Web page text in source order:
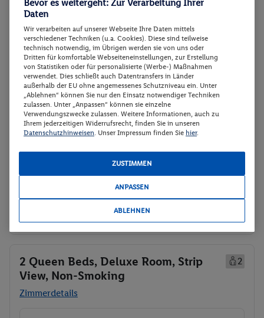
1 King Bed, Wheelchair Accessible
Room, Non-Smoking
20.12. - 22.12.2026
1 King Bed, Wheelchair Accessible
Room, Non-Smoking
Frühstück
p.P.
84.-
Veranstalter:DERTOUR Deutschland
GmbH
Weitere Informationen des
Veranstalters
30 weitere Angebote anzeigen
2 Queen Beds, Deluxe Room, Strip
View, Non-Smoking
2
Zimmerdetails
Bevor es weitergeht: Zur Verarbeitung Ihrer
Daten
Wir verarbeiten auf unserer Webseite Ihre Daten mittels
verschiedener Techniken (u.a. Cookies). Diese sind teilweise
technisch notwendig, im Übrigen werden sie von uns oder
Dritten für komfortable Webseiteneinstellungen, zur Erstellung
von Statistiken oder für personalisierte (Werbe-) Maßnahmen
verwendet. Dies schließt auch Datentransfers in Länder
außerhalb der EU ohne angemessenes Schutzniveau ein. Unter
„Ablehnen“ können Sie nur den Einsatz notwendiger Techniken
zulassen. Unter „Anpassen“ können sie einzelne
Verwendungszwecke zulassen. Weitere Informationen, auch zu
Ihrem jederzeitigen Widerrufsrecht, finden Sie in unseren
Datenschutzhinweisen . Unser Impressum finden Sie hier.
ZUSTIMMEN
ANPASSEN
ABLEHNEN